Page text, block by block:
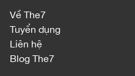
Về The7
Tuyển dụng
Liên hệ
Blog The7